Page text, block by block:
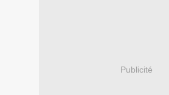
Publicité